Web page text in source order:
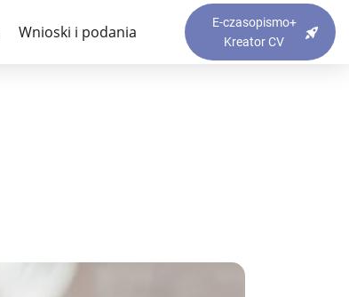
Wnioski i podania
E-czasopismo+
Kreator CV